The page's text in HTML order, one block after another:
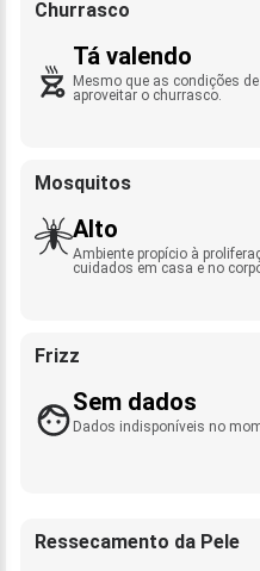
Churrasco
Tá valendo
Mesmo que as condições
aproveitar o churrasco.
Mosquitos
Alto
Ambiente propício à
cuidados em casa e no
Frizz
Sem dados
Dados indisponíveis no
Ressecamento da Pele